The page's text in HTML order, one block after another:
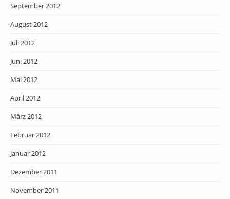
September 2012
August 2012
Juli 2012
Juni 2012
Mai 2012
April 2012
März 2012
Februar 2012
Januar 2012
Dezember 2011
November 2011